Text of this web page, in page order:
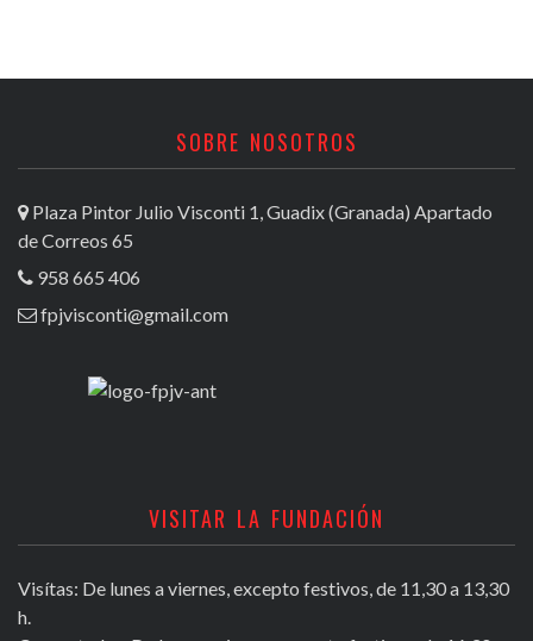
SOBRE NOSOTROS
Plaza Pintor Julio Visconti 1, Guadix (Granada) Apartado
de Correos 65
958 665 406
fpjvisconti@gmail.com
VISITAR LA FUNDACIÓN
Visítas: De lunes a viernes, excepto festivos, de 11,30 a 13,30
h.